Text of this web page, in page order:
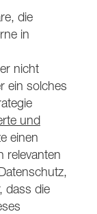
die
in
nicht
ein solches
und
einen
relevanten
dass die